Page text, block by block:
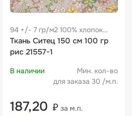
94 +/- 7 гр/м2 100% хлопок
0.28 м
Ткань Ситец 150 см 100 гр
рис 21557-1
В наличии
Мин. кол-во
для заказа 30 /м.п.
187,20 ₽ за м.п.